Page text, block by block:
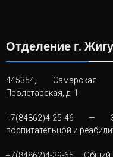
Отделение г.
445354, Самарская
Пролетарская, д. 1
+7(84862)4-25-46 —
воспитательной и